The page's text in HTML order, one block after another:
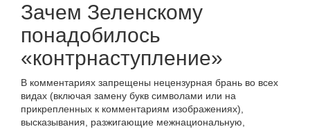
Зачем Зеленскому
понадобилось
«контрнаступление»
В комментариях запрещены нецензурная брань во всех
видах (включая замену букв символами или на
прикрепленных к комментариям изображениях),
высказывания, разжигающие межнациональную,